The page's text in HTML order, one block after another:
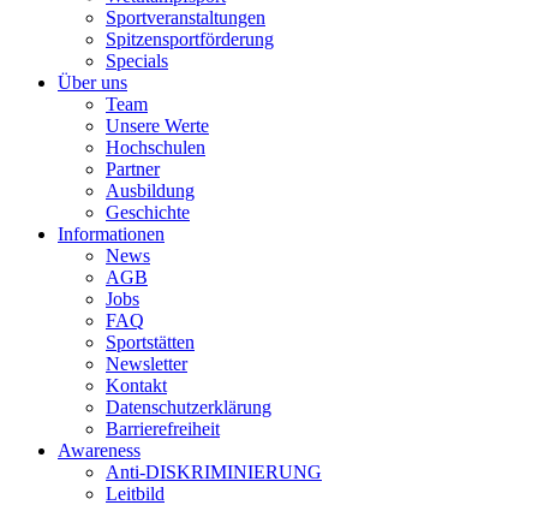
Sportveranstaltungen
Spitzensportförderung
Specials
Über uns
Team
Unsere Werte
Hochschulen
Partner
Ausbildung
Geschichte
Informationen
News
AGB
Jobs
FAQ
Sportstätten
Newsletter
Kontakt
Datenschutzerklärung
Barrierefreiheit
Awareness
Anti-DISKRIMINIERUNG
Leitbild